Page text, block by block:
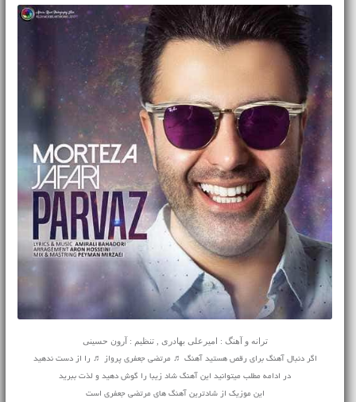
ترانه و آهنگ : امیرعلی بهادری , تنظیم : آرون حسینی
اگر دنبال آهنگ برای رقص هستید آهنگ ♬ مرتضی جعفری پرواز ♬ را از دست ندهید
در ادامه مطلب میتوانید این آهنگ شاد زیبا را گوش دهید و لذت ببرید
این موزیک از شادترین آهنگ های مرتضی جعفری است